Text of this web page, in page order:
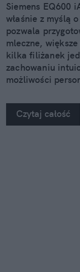
Siemens EQ600
właśnie z myślą
pozwala
mleczne,
kilka filiżanek
zachowaniu
możliwości
Czytaj całość